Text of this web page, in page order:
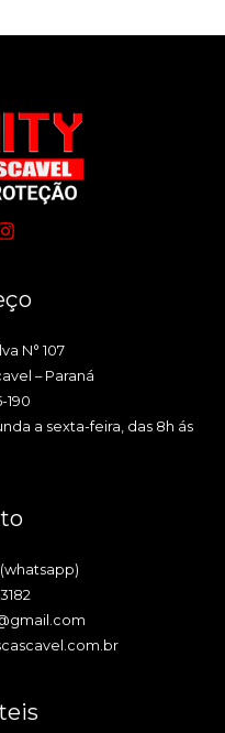
N° 107
– Paraná
190
a sexta-feira, das 8h ás